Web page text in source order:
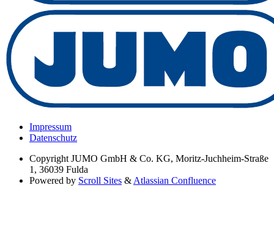
Impressum
Datenschutz
Copyright JUMO GmbH & Co. KG, Moritz-Juchheim-Straße
1, 36039 Fulda
Powered by Scroll Sites &Atlassian Confluence